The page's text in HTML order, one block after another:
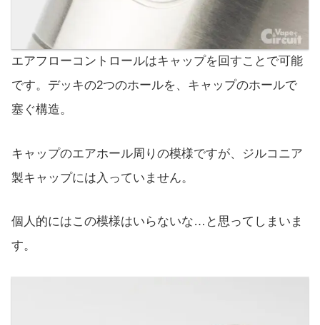
エアフローコントロールはキャップを回すことで可能
です。デッキの2つのホールを、キャップのホールで
塞ぐ構造。
キャップのエアホール周りの模様ですが、ジルコニア
製キャップには入っていません。
個人的にはこの模様はいらないな…と思ってしまいま
す。